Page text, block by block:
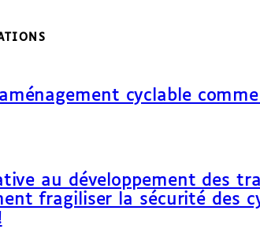
aménagement cyclable
au développement des
fragiliser la sécurité des